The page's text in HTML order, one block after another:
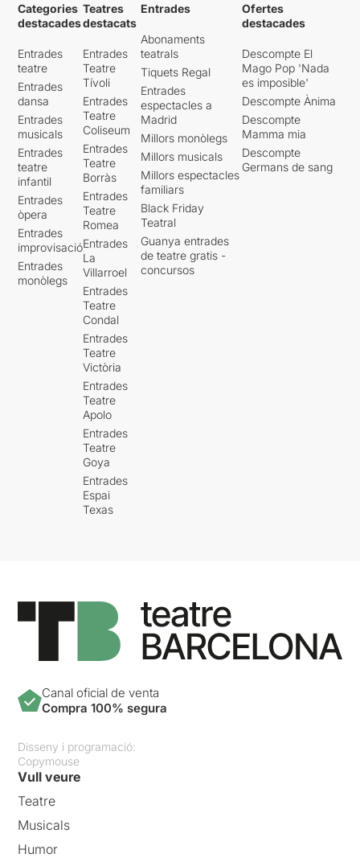
Categories
destacades
Entrades
teatre
Entrades
dansa
Entrades
musicals
Entrades
teatre
infantil
Entrades
òpera
Entrades
improvisació
Entrades
monòlegs
Teatres
destacats
Entrades
Teatre
Tívoli
Entrades
Teatre
Coliseum
Entrades
Teatre
Borràs
Entrades
Teatre
Romea
Entrades
La
Villarroel
Entrades
Teatre
Condal
Entrades
Teatre
Victòria
Entrades
Teatre
Apolo
Entrades
Teatre
Goya
Entrades
Espai
Texas
Entrades
Abonaments
teatrals
Tiquets Regal
Entrades
espectacles a
Madrid
Millors monòlegs
Millors musicals
Millors espectacles
familiars
Black Friday
Teatral
Guanya entrades
de teatre gratis -
concursos
Ofertes
destacades
Descompte El
Mago Pop 'Nada
es imposible'
Descompte Ànima
Descompte
Mamma mia
Descompte
Germans de sang
Canal oficial de venta
Compra 100% segura
Disseny i programació:
Copymouse
Vull veure
Teatre
Musicals
Humor